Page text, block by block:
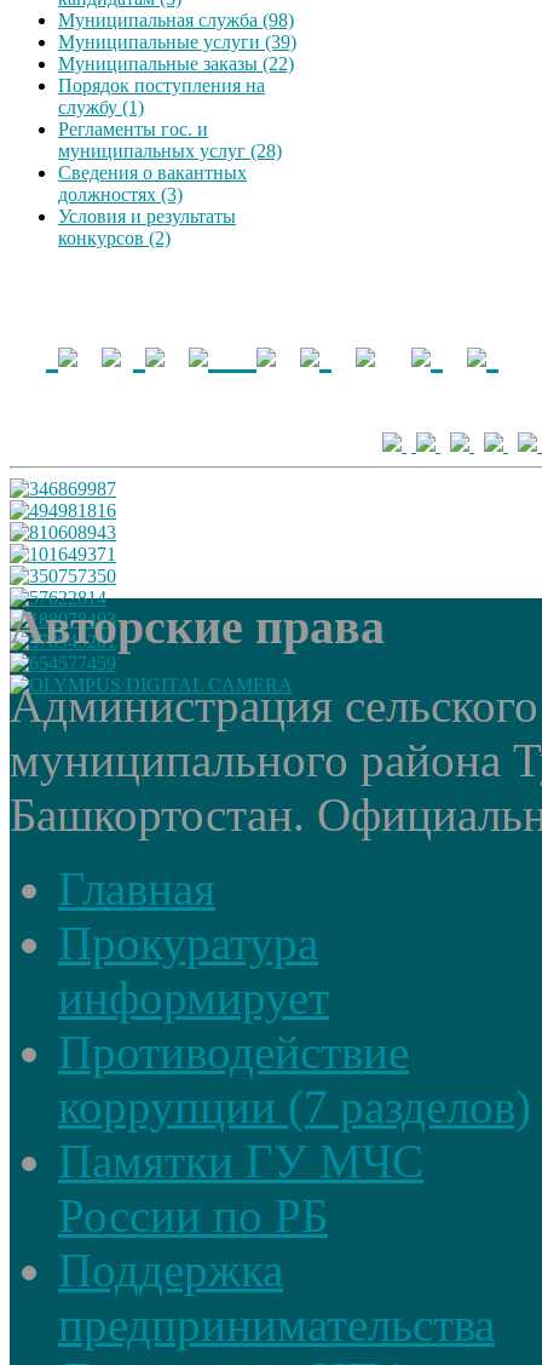
Муниципальная служба (98)
Муниципальные услуги (39)
Муниципальные заказы (22)
Порядок поступления на
службу (1)
Регламенты гос. и
муниципальных услуг (28)
Сведения о вакантных
должностях (3)
Условия и результаты
конкурсов (2)
Авторские права
Администрация
муниципального района
Башкортостан.
Главная
Прокуратура
информирует
Противодействие
коррупции (7 разделов)
Памятки ГУ МЧС
России по РБ
Поддержка
предпринимательства